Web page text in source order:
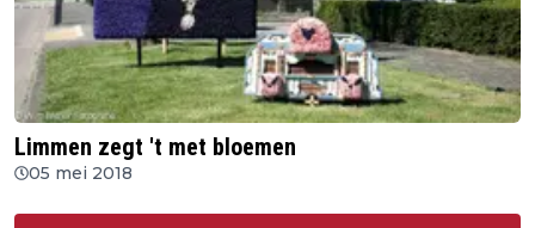
Limmen zegt 't met bloemen
05 mei 2018